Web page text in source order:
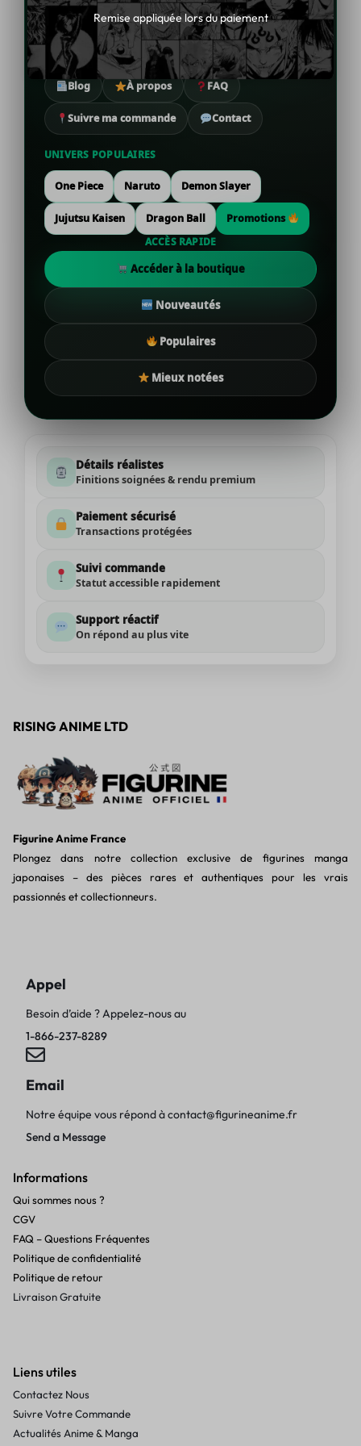
Nouveautés figurines
Best-sellers
Éditions collector
Promotions
Blog À propos FAQ
Suivre ma commande Contact
UNIVERS POPULAIRES
One Piece Naruto Demon Slayer
Jujutsu Kaisen Dragon Ball
Promotions
ACCÈS RAPIDE
Accéder à la boutique
Nouveautés
Populaires
Mieux notées
Détails réalistes
Finitions soignées & rendu premium
Paiement sécurisé
Transactions protégées
Suivi commande
Statut accessible rapidement
Support réactif
On répond au plus vite
RISING ANIME LTD
Figurine Anime France
Plongez dans notre collection exclusive de figurines manga
japonaises – des pièces rares et authentiques pour les vrais
passionnés et collectionneurs.
Appel
Besoin d’aide ? Appelez-nous au
1-866-237-8289
Email
Notre équipe vous répond àcontact@figurineanime.fr
Send a Message
Informations
Qui sommes nous ?
CGV
FAQ – Questions Fréquentes
Politique de confidentialité
Politique de retour
Livraison Gratuite
Liens utiles
Contactez Nous
Suivre Votre Commande
Actualités Anime & Manga
Remise appliquée lors du paiement